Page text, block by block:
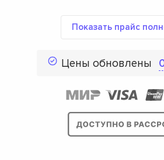
Показать прайс
Цены обновлены